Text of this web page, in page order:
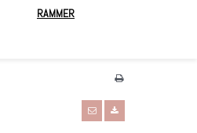
RAMMER